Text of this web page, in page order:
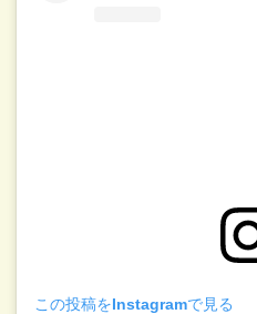
この投稿をInstagramで見る